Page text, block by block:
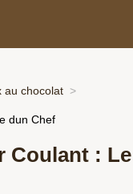
au chocolat
dun Chef
: